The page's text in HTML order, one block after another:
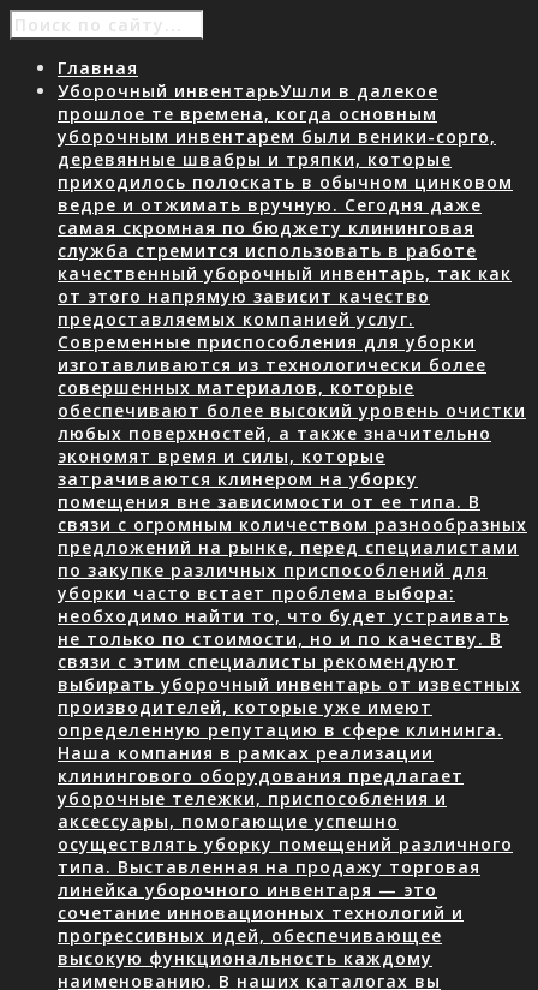
Главная
Уборочный инвентарьУшли в далекое
прошлое те времена, когда основным
уборочным инвентарем были веники-сорго,
деревянные швабры и тряпки, которые
приходилось полоскать в обычном цинковом
ведре и отжимать вручную. Сегодня даже
самая скромная по бюджету клининговая
служба стремится использовать в работе
качественный уборочный инвентарь, так как
от этого напрямую зависит качество
предоставляемых компанией услуг.
Современные приспособления для уборки
изготавливаются из технологически более
совершенных материалов, которые
обеспечивают более высокий уровень очистки
любых поверхностей, а также значительно
экономят время и силы, которые
затрачиваются клинером на уборку
помещения вне зависимости от ее типа. В
связи с огромным количеством разнообразных
предложений на рынке, перед специалистами
по закупке различных приспособлений для
уборки часто встает проблема выбора:
необходимо найти то, что будет устраивать
не только по стоимости, но и по качеству. В
связи с этим специалисты рекомендуют
выбирать уборочный инвентарь от известных
производителей, которые уже имеют
определенную репутацию в сфере клининга.
Наша компания в рамках реализации
клинингового оборудования предлагает
уборочные тележки, приспособления и
аксессуары, помогающие успешно
осуществлять уборку помещений различного
типа. Выставленная на продажу торговая
линейка уборочного инвентаря — это
сочетание инновационных технологий и
прогрессивных идей, обеспечивающее
высокую функциональность каждому
наименованию. В наших каталогах вы